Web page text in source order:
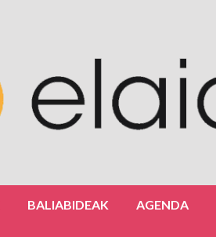
BALIABIDEAK AGENDA